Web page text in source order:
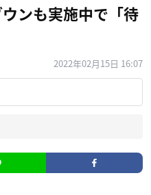
ンも実施中で「待
2022年02月15日 16:07